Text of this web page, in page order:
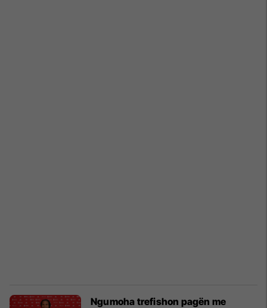
Ngumoha trefishon pagën me